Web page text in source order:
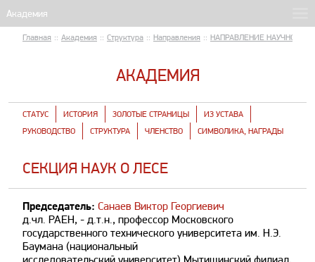
Главная :: Академия :: Структура :: Направления :: НАПРАВЛЕНИЕ НАУЧНО-
АКАДЕМИЯ
СТАТУС ИСТОРИЯ ЗОЛОТЫЕ СТРАНИЦЫ
ИЗ УСТАВА
РУКОВОДСТВО
СТРУКТУРА ЧЛЕНСТВО СИМВОЛИКА, НАГРАДЫ
СЕКЦИЯ НАУК О ЛЕСЕ
Председатель: Санаев Виктор Георгиевич
д.чл. РАЕН, - д.т.н., профессор Московского
государственного технического университета им. Н.Э.
Баумана (национальный